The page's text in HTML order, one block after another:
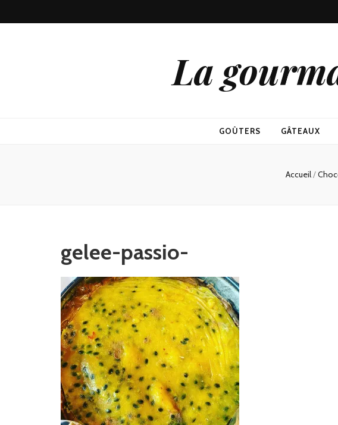
La
GOÛTERS GÂTEAUX
Accueil/
gelee-passio-